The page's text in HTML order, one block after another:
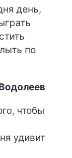
день,
по
чтобы
удивит